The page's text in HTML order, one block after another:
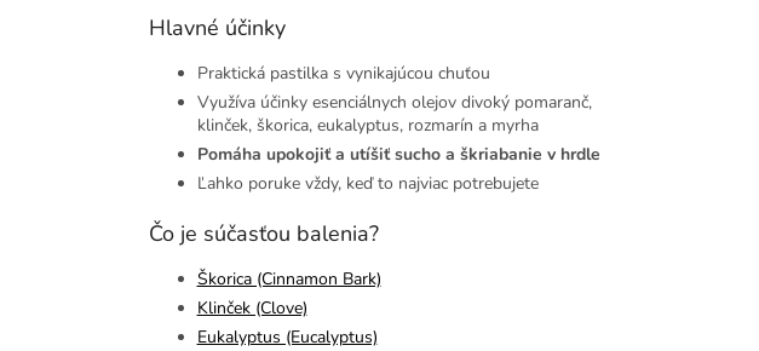
Hlavné účinky
Praktická pastilka s vynikajúcou chuťou
Využíva účinky esenciálnych olejov divoký pomaranč,
klinček, škorica, eukalyptus, rozmarín a myrha
Pomáha upokojiť a utíšiť sucho a škriabanie v hrdle
Ľahko poruke vždy, keď to najviac potrebujete
Čo je súčasťou balenia?
Škorica (Cinnamon Bark)
Klinček (Clove)
Eukalyptus (Eucalyptus)